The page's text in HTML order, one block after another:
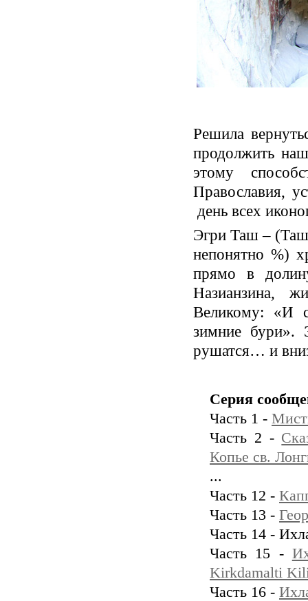
Решила
продолжить
этому
Православия,
день всех
Эгри Таш – (Таш
непонятно %)
прямо в
Назианзина,
Великому: «И
зимние бури».
рушатся… и
Серия
Часть 1 -
Часть 2 -
Копье св.
...
Часть 12 -
Часть 13 -
Часть 14 -
Часть 15 -
Kirkdamalti
Часть 16 -